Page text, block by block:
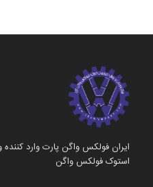
ایران فولکس واگن پارت وارد
استوک فولکس واگن